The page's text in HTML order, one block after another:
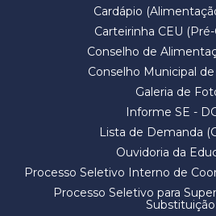
Cardápio
Carteirinha CEU
Conselho de
Conselho Municipal
Galeria de
Informe SE -
Lista de Demanda
Ouvidoria da
Processo Seletivo Interno de
Processo Seletivo para
Substituição